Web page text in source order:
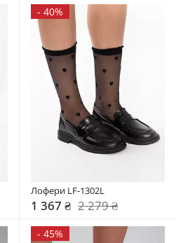
- 40%
Лофери LF-1302L
1 367 ₴ 2 279 ₴
- 45%